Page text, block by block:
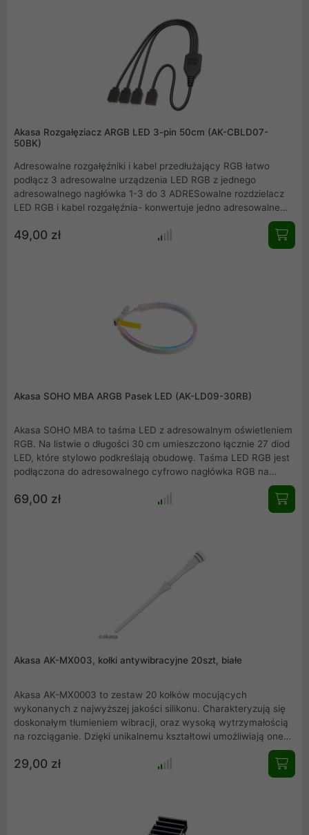
Akasa Rozgałęziacz ARGB LED 3-pin 50cm (AK-CBLD07-
50BK)
Adresowalne rozgałęźniki i kabel przedłużający RGB łatwo
podłącz 3 adresowalne urządzenia LED RGB z jednego
adresowalnego nagłówka 1-3 do 3 ADRESowalne rozdzielacz
LED RGB i kabel rozgałęźnia- konwertuje jedno adresowalne
złącze RGB LED 5 V w adresowalne złącza RGB LED - Trwałe
wykończenie kabla zapewnia elastyczność dla łatwego
49,00 zł
Akasa SOHO MBA ARGB Pasek LED (AK-LD09-30RB)
Akasa SOHO MBA to taśma LED z adresowalnym oświetleniem
RGB. Na listwie o długości 30 cm umieszczono łącznie 27 diod
LED, które stylowo podkreślają obudowę. Taśma LED RGB jest
podłączona do adresowalnego cyfrowo nagłówka RGB na
płycie głównej lub kontrolerze i może być synchronizowana z
innymi komponentami za pomocą oprogramowania sterującego
69,00 zł
Akasa AK-MX003, kołki antywibracyjne 20szt, białe
Akasa AK-MX0003 to zestaw 20 kołków mocujących
wykonanych z najwyższej jakości silikonu. Charakteryzują się
doskonałym tłumieniem wibracji, oraz wysoką wytrzymałością
na rozciąganie. Dzięki unikalnemu kształtowi umożliwiają one
zamontowanie w obudowie nie tylko samego wentylatora, ale
również grilla.
29,00 zł